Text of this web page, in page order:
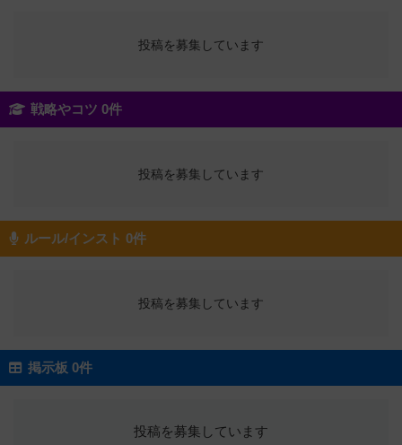
投稿を募集しています
戦略やコツ 0件
投稿を募集しています
ルール/インスト 0件
投稿を募集しています
掲示板 0件
投稿を募集しています